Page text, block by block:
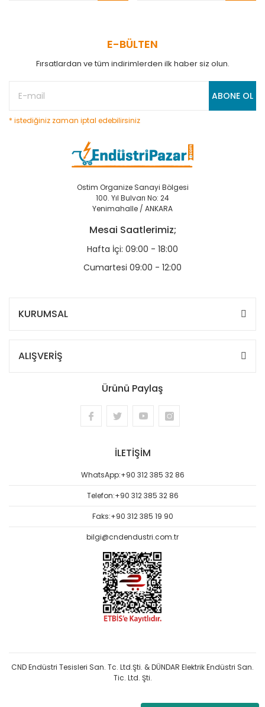
E-BÜLTEN
Fırsatlardan ve tüm indirimlerden ilk haber siz olun.
ABONE OL
* istediğiniz zaman iptal edebilirsiniz
Ostim Organize Sanayi Bölgesi
100. Yıl Bulvarı No: 24
Yenimahalle / ANKARA
Mesai Saatlerimiz;
Hafta İçi: 09:00 - 18:00
Cumartesi 09:00 - 12:00
KURUMSAL
ALIŞVERİŞ
Ürünü Paylaş
İLETİŞİM
WhatsApp:+90 312 385 32 86
Telefon:+90 312 385 32 86
Faks:+90 312 385 19 90
bilgi@cndendustri.com.tr
CND Endüstri Tesisleri San. Tc. Ltd.Şti. & DÜNDAR Elektrik Endüstri San.
Tic. Ltd. Şti.